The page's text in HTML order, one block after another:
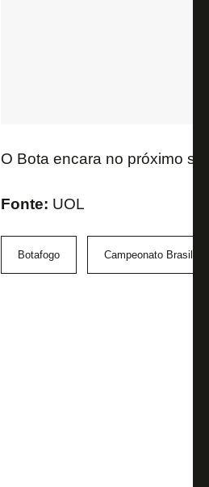
O Bota encara no próximo
Fonte: UOL
Botafogo Campeonato Brasileiro